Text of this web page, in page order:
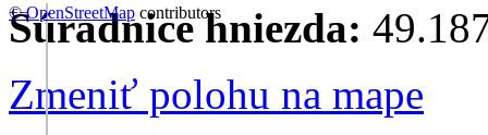
+−
©OpenStreetMap contributors
Súradnice hniezda:
Zmeniť polohu na mape